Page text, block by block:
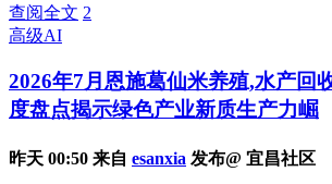
查阅全文 2
高级AI
2026年7月恩施葛仙米养殖,水产回
度盘点揭示绿色产业新质生产力崛
昨天 00:50 来自 esanxia 发布@ 宜昌社区